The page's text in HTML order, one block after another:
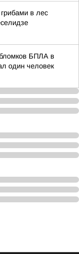
в лес
БПЛА в
один человек